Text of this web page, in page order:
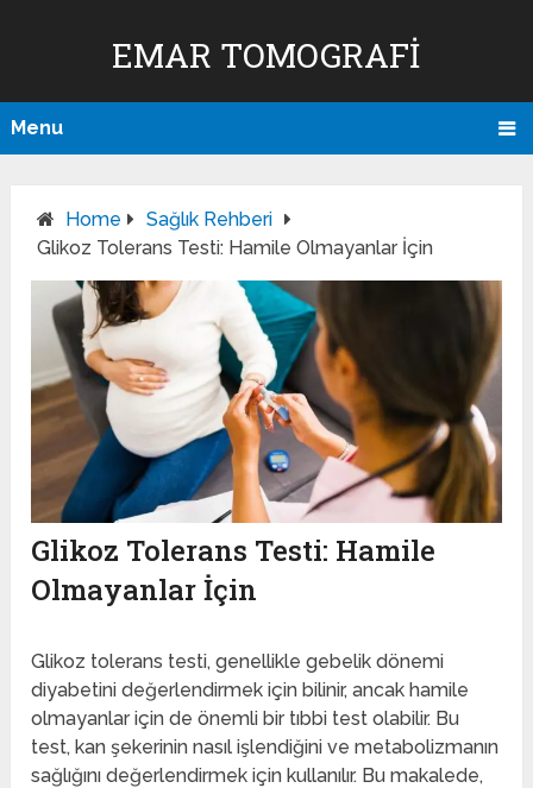
EMAR TOMOGRAFI
Menu
Home
Sağlık Rehberi
Glikoz Tolerans Testi: Hamile Olmayanlar İçin
Glikoz Tolerans Testi: Hamile
Olmayanlar İçin
Glikoz tolerans testi, genellikle gebelik dönemi
diyabetini değerlendirmek için bilinir, ancak hamile
olmayanlar için de önemli bir tıbbi test olabilir. Bu
test, kan şekerinin nasıl işlendiğini ve metabolizmanın
sağlığını değerlendirmek için kullanılır. Bu makalede,